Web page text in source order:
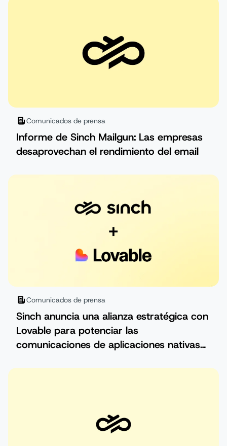
Comunicados de prensa
Informe de Sinch Mailgun: Las empresas
desaprovechan el rendimiento del email
Comunicados de prensa
Sinch anuncia una alianza estratégica con
Lovable para potenciar las
comunicaciones de aplicaciones nativas